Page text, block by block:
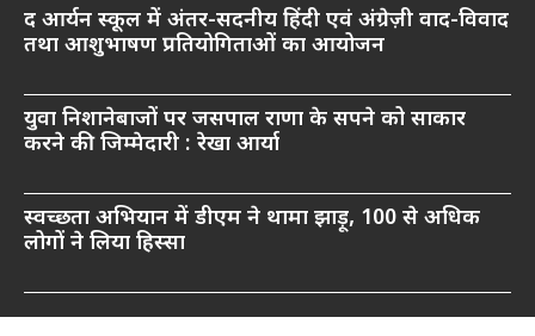
द आर्यन स्कूल में अंतर-सदनीय हिंदी एवं अंग्रेज़ी वाद-विवाद
तथा आशुभाषण प्रतियोगिताओं का आयोजन
युवा निशानेबाजों पर जसपाल राणा के सपने को साकार
करने की जिम्मेदारी : रेखा आर्या
स्वच्छता अभियान में डीएम ने थामा झाड़ू, 100 से अधिक
लोगों ने लिया हिस्सा